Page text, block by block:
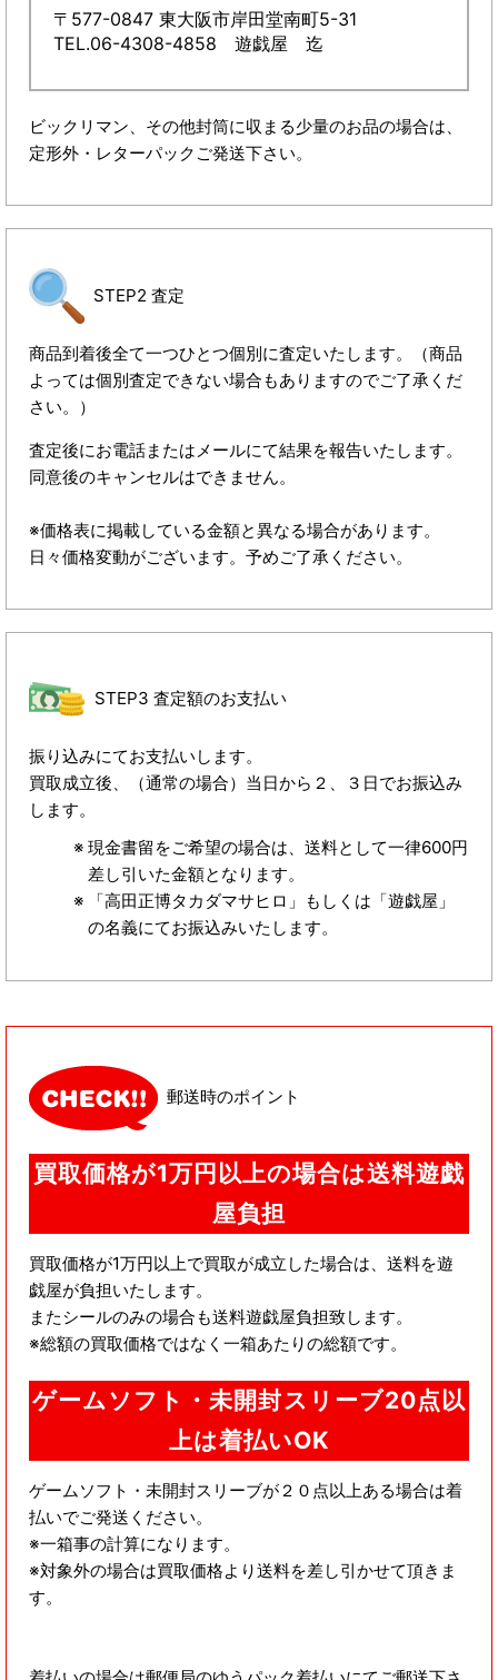
〒577-0847 東大阪市岸田堂南町5-31
TEL.06-4308-4858 遊戯屋 迄
ビックリマン、その他封筒に収まる少量のお品の場合は、
定形外・レターパックご発送下さい。
STEP2 査定
商品到着後全て一つひとつ個別に査定いたします。（商品
よっては個別査定できない場合もありますのでご了承くだ
さい。）
査定後にお電話またはメールにて結果を報告いたします。
同意後のキャンセルはできません。
※価格表に掲載している金額と異なる場合があります。
日々価格変動がございます。予めご了承ください。
STEP3 査定額のお支払い
振り込みにてお支払いします。
買取成立後、（通常の場合）当日から２、３日でお振込み
します。
現金書留をご希望の場合は、送料として一律600円
差し引いた金額となります。
「高田正博タカダマサヒロ」もしくは「遊戯屋」
の名義にてお振込みいたします。
郵送時のポイント
買取価格が1万円以上の場合は送料遊戯
屋負担
買取価格が1万円以上で買取が成立した場合は、送料を遊
戯屋が負担いたします。
またシールのみの場合も送料遊戯屋負担致します。
※総額の買取価格ではなく一箱あたりの総額です。
ゲームソフト・未開封スリーブ20点以
上は着払いOK
ゲームソフト・未開封スリーブが２０点以上ある場合は着
払いでご発送ください。
※一箱事の計算になります。
※対象外の場合は買取価格より送料を差し引かせて頂きま
す。